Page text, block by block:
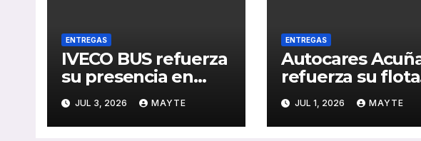
ENTREGAS
IVECO BUS refuerza
su presencia en
Turquía con un
pedido de 20
autobuses
JUL 3, 2026 MAYTE
ENTREGAS
Autocares
refuerza su flota
con un nuevo
chasis Mercedes-
Benz de última
JUL 1, 2026 MAYTE